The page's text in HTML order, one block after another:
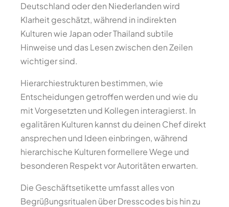
Deutschland oder den Niederlanden wird
Klarheit geschätzt, während in indirekten
Kulturen wie Japan oder Thailand subtile
Hinweise und das Lesen zwischen den Zeilen
wichtiger sind.
Hierarchiestrukturen bestimmen, wie
Entscheidungen getroffen werden und wie du
mit Vorgesetzten und Kollegen interagierst. In
egalitären Kulturen kannst du deinen Chef direkt
ansprechen und Ideen einbringen, während
hierarchische Kulturen formellere Wege und
besonderen Respekt vor Autoritäten erwarten.
Die Geschäftsetikette umfasst alles von
Begrüßungsritualen über Dresscodes bis hin zu